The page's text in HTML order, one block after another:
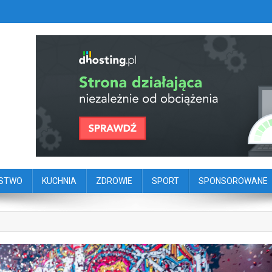
portal dziennikarstwa
KUCHNIA ZDROWIE SPORT SPONSOROWANE